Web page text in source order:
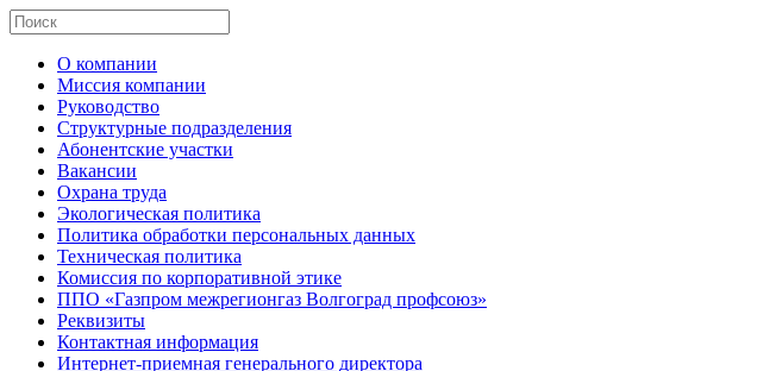
О компании
Миссия компании
Руководство
Структурные подразделения
Абонентские участки
Вакансии
Охрана труда
Экологическая политика
Политика обработки персональных данных
Техническая политика
Комиссия по корпоративной этике
ППО «Газпром межрегионгаз Волгоград профсоюз»
Реквизиты
Контактная информация
Интернет-приемная генерального директора